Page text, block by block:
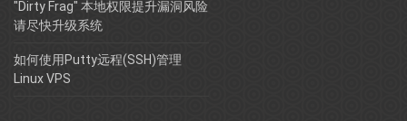
"Dirty Frag" 本地权限提升漏洞风险
请尽快升级系统
如何使用Putty远程(SSH)管理
Linux VPS